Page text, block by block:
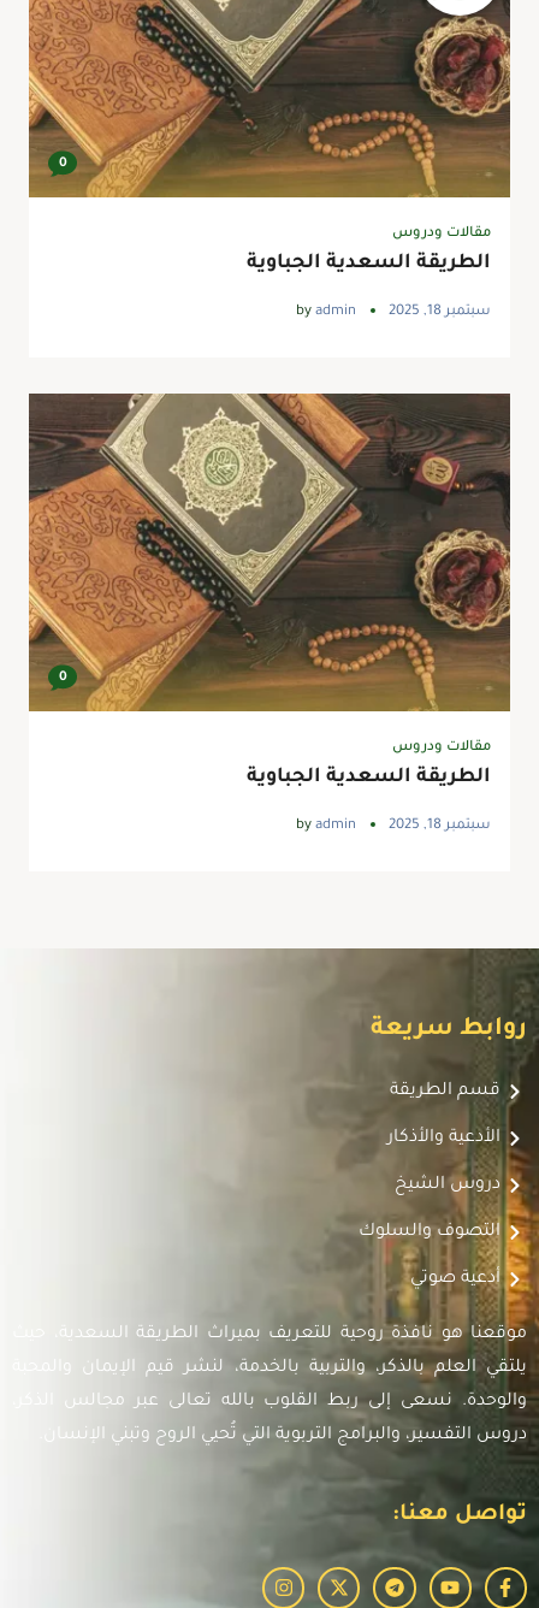
0
مقالات ودروس
الطريقة السعدية الجباوية
سبتمبر 18, 2025 by admin
0
مقالات ودروس
الطريقة السعدية الجباوية
سبتمبر 18, 2025 by admin
روابط سريعة
قسم الطريقة
الأدعية والأذكار
دروس الشيخ
التصوف والسلوك
أدعية صوتي
موقعنا هو نافذة روحية للتعريف بميراث الطريقة السعدية، حيث
يلتقي العلم بالذكر، والتربية بالخدمة، لنشر قيم الإيمان والمحبة
والوحدة. نسعى إلى ربط القلوب بالله تعالى عبر مجالس الذكر،
دروس التفسير، والبرامج التربوية التي تُحيي الروح وتبني الإنسان.
تواصل معنا: